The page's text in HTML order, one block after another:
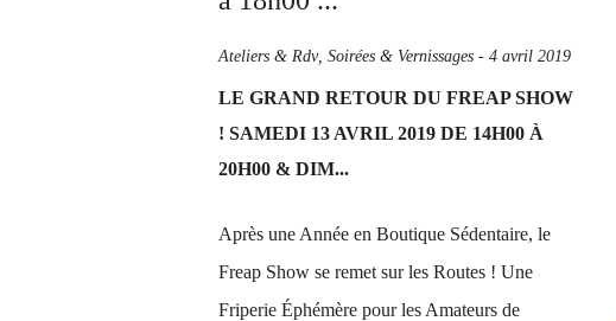
Ateliers & Rdv, Soirées & Vernissages - 4 avril 2019
LE GRAND RETOUR DU FREAP SHOW
! SAMEDI 13 AVRIL 2019 DE 14H00 À
20H00 & DIM...
Après une Année en Boutique Sédentaire, le
Freap Show se remet sur les Routes ! Une
Friperie Éphémère pour les Amateurs de